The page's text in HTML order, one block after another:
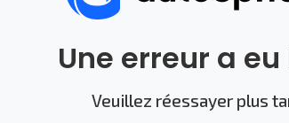
Une erreur a
Veuillez réessayer plus